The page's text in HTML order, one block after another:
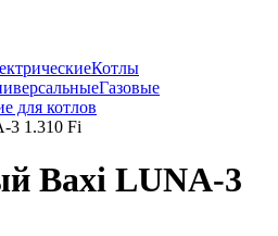
Котлы
Газовые
для котлов
3 1.310 Fi
Baxi LUNA-3